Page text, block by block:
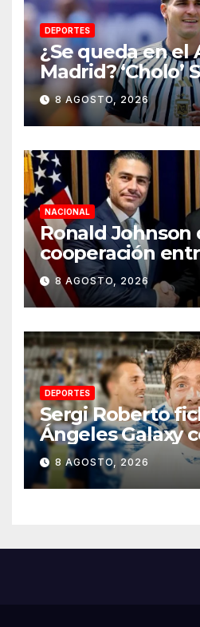
DEPORTES
¿Se queda en el
Madrid? ‘Cholo’
responde
el futuro de
8 AGOSTO, 2026
NACIONAL
Ronald Johnson
cooperación
EU para la
región
Michoacán
8 AGOSTO, 2026
DEPORTES
Sergi Roberto
Ángeles Galaxy
libre hasta 2028
8 AGOSTO, 2026